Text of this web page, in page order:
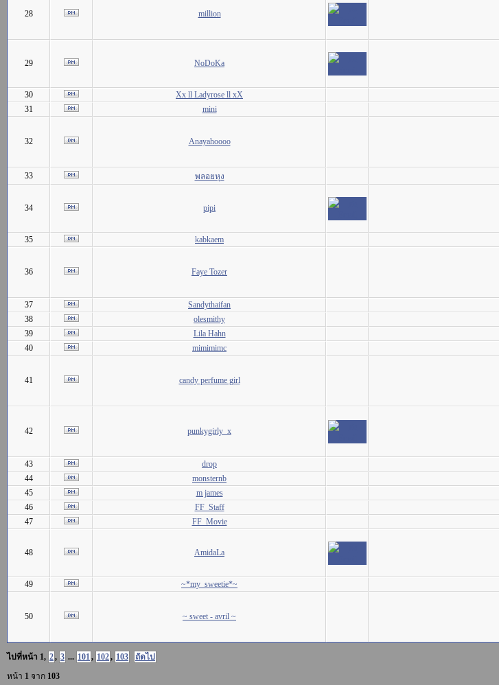
28 million
29 NoDoKa
30 Xx ll Ladyrose ll xX
31
mini
32 Anayahoooo
33 พลอยหุง
34 pipi
35 kabkaem
36 Faye Tozer
37 Sandythaifan
38
olesmithy
39
Lila Hahn
40
mimimimc
41 candy perfume girl
42 punkygirly_x
43 drop
44
monsternb
45
m james
46
FF_Staff
47
FF_Movie
48 AmidaLa
49 ~*my_sweetie*~
50 ~ sweet - avril ~
ไปที่หน้า 1, 2, 3 ... 101, 102, 103 ถัดไป
หน้า 1 จาก 103